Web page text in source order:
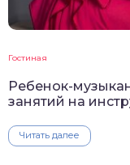
Гостиная
Ребенок-
занятий на
Читать далее